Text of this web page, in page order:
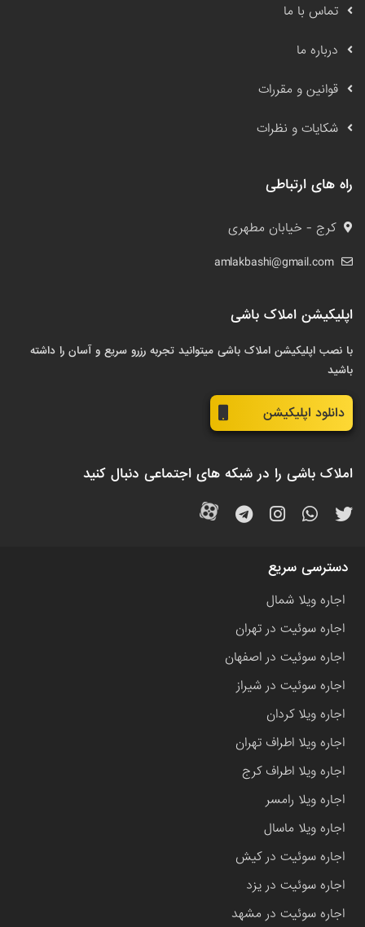
تماس با ما
درباره ما
قوانین و مقررات
شکایات و نظرات
راه های ارتباطی
کرج - خیابان مطهری
amlakbashi@gmail.com
اپلیکیشن املاک باشی
با نصب اپلیکیشن املاک باشی میتوانید تجربه رزرو سریع و آسان را داشته
باشید
دانلود اپلیکیشن
املاک باشی را در شبکه های اجتماعی دنبال کنید
دسترسی سریع
اجاره ویلا شمال
اجاره سوئیت در تهران
اجاره سوئیت در اصفهان
اجاره سوئیت در شیراز
اجاره ویلا کردان
اجاره ویلا اطراف تهران
اجاره ویلا اطراف کرج
اجاره ویلا رامسر
اجاره ویلا ماسال
اجاره سوئیت در کیش
اجاره سوئیت در یزد
اجاره سوئیت در مشهد